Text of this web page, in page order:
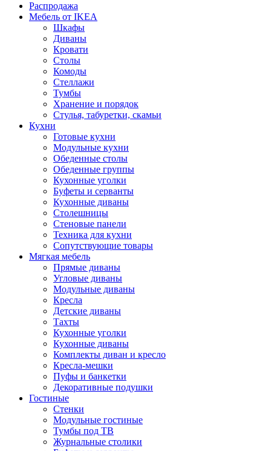
Распродажа
Мебель от IKEA
Шкафы
Диваны
Кровати
Столы
Комоды
Стеллажи
Тумбы
Хранение и порядок
Стулья, табуретки, скамьи
Кухни
Готовые кухни
Модульные кухни
Обеденные столы
Обеденные группы
Кухонные уголки
Буфеты и серванты
Кухонные диваны
Столешницы
Стеновые панели
Техника для кухни
Сопутствующие товары
Мягкая мебель
Прямые диваны
Угловые диваны
Модульные диваны
Кресла
Детские диваны
Тахты
Кухонные уголки
Кухонные диваны
Комплекты диван и кресло
Кресла-мешки
Пуфы и банкетки
Декоративные подушки
Гостиные
Стенки
Модульные гостиные
Тумбы под ТВ
Журнальные столики